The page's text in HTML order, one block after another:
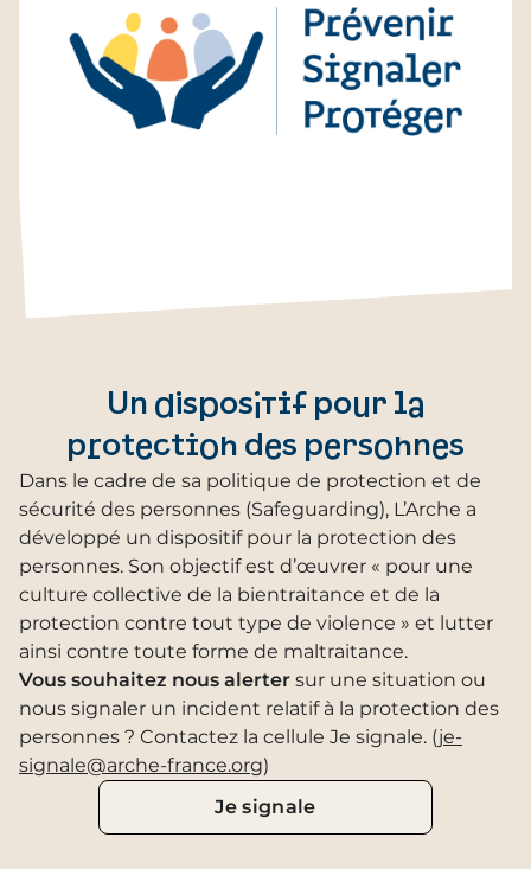
France, amis, anciens, représentants des 38 pays
où L’Arche est présente, se retrouvent à proximité
de notre plus jeune communauté, La Belle Porte,
pour fêter 60 ans d’histoires ! Un rassemblement
festif, créatif et revigorant marquant le début des
Un dispositif pour la
protection des personnes
Dans le cadre de sa politique de protection et de
sécurité des personnes (Safeguarding), L’Arche a
développé un dispositif pour la protection des
personnes. Son objectif est d’œuvrer « pour une
culture collective de la bientraitance et de la
protection contre tout type de violence » et lutter
ainsi contre toute forme de maltraitance.
Vous souhaitez nous alerter sur une situation ou
nous signaler un incident relatif à la protection des
personnes ? Contactez la cellule Je signale. (je-
signale@arche-france.org)
Je signale